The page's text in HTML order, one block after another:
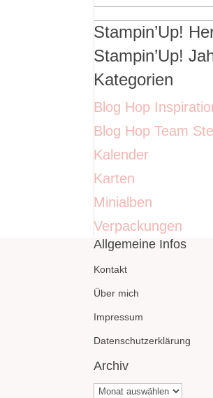
Suchen
nach:
Stampin’Up!
Stampin’Up!
Kategorien
Blog Hop
Blog Hop Team
Kalender
Karten
Minialben
Verpackungen
Allgemeine Infos
Kontakt
Über mich
Impressum
Datenschutzerklärung
Archiv
Archiv